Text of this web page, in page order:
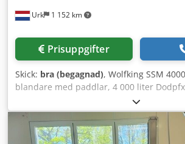
Urk 1 152 km
Prisuppgifter
Skick: bra (begagnad), Wolfking SSM
blandare med paddlar, 4 000 liter
Tillverkare: Wolfking Modell: SSM 4000
stål Volym: 4 000 liter Typ av
med paddlar Maskinens mått (L x B x H):
2 750 mm Maskinvikt: 2 700 kg.